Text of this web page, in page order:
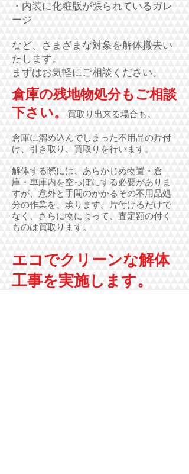
・内装に化粧版が張られているガレ
ージ
など、さまざまな対象を解体撤去い
たします。
まずはお気軽にご相談ください。
倉庫の残地物処分もご相談
下さい。
買取り出来る場合も。
倉庫に溜め込んでしまった不用品の片付
け、引き取り、買取りを行います。
解体する際には、あらかじめ物置・倉
庫・車庫内を空っぽにする必要がありま
すが、意外と手間のかかるその不用品処
分の作業を、承ります。片付けるだけで
なく、さらに物によって、査定額の付く
ものは買取ります。
エコでクリーンな解体
工事を実施します。